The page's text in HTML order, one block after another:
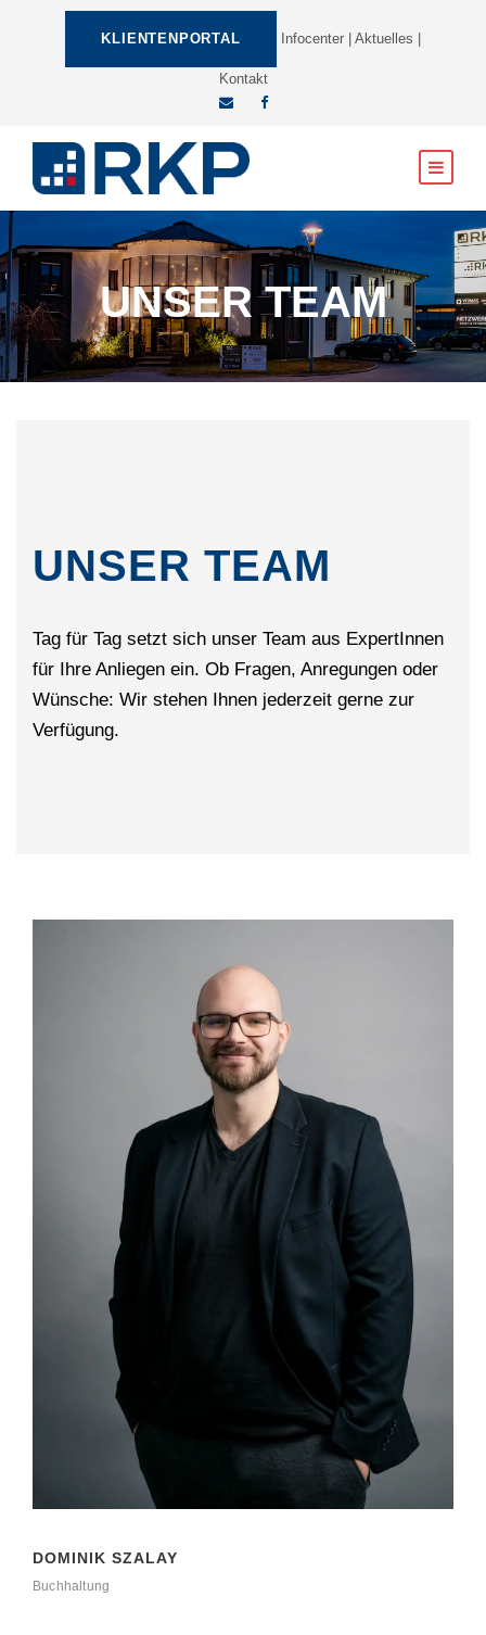
KLIENTENPORTAL Infocenter| Aktuelles
Kontakt
UNSER TEAM
UNSER TEAM
Tag für Tag setzt sich unser Team aus ExpertInnen
für Ihre Anliegen ein. Ob Fragen, Anregungen oder
Wünsche: Wir stehen Ihnen jederzeit gerne zur
Verfügung.
DOMINIK SZALAY
Buchhaltung